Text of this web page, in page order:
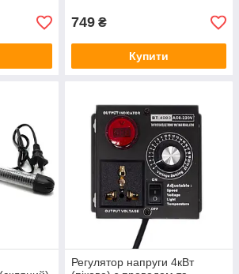
749 ₴
Купити
Регулятор напруги 4кВт